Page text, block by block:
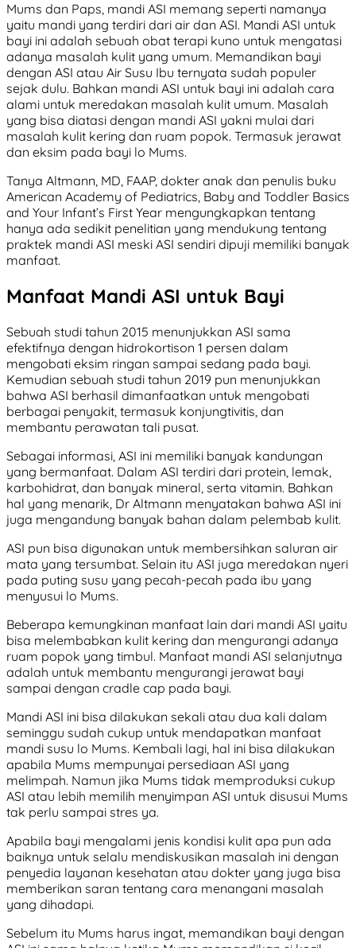
Mums dan Paps, mandi ASI memang seperti namanya
yaitu mandi yang terdiri dari air dan ASI. Mandi ASI untuk
bayi ini adalah sebuah obat terapi kuno untuk mengatasi
adanya masalah kulit yang umum. Memandikan bayi
dengan ASI atau Air Susu Ibu ternyata sudah populer
sejak dulu. Bahkan mandi ASI untuk bayi ini adalah cara
alami untuk meredakan masalah kulit umum. Masalah
yang bisa diatasi dengan mandi ASI yakni mulai dari
masalah kulit kering dan ruam popok. Termasuk jerawat
dan eksim pada bayi lo Mums.
Tanya Altmann, MD, FAAP, dokter anak dan penulis buku
American Academy of Pediatrics, Baby and Toddler Basics
and Your Infant’s First Year mengungkapkan tentang
hanya ada sedikit penelitian yang mendukung tentang
praktek mandi ASI meski ASI sendiri dipuji memiliki banyak
manfaat.
Manfaat Mandi ASI untuk Bayi
Sebuah studi tahun 2015 menunjukkan ASI sama
efektifnya dengan hidrokortison 1 persen dalam
mengobati eksim ringan sampai sedang pada bayi.
Kemudian sebuah studi tahun 2019 pun menunjukkan
bahwa ASI berhasil dimanfaatkan untuk mengobati
berbagai penyakit, termasuk konjungtivitis, dan
membantu perawatan tali pusat.
Sebagai informasi, ASI ini memiliki banyak kandungan
yang bermanfaat. Dalam ASI terdiri dari protein, lemak,
karbohidrat, dan banyak mineral, serta vitamin. Bahkan
hal yang menarik, Dr Altmann menyatakan bahwa ASI ini
juga mengandung banyak bahan dalam pelembab kulit.
ASI pun bisa digunakan untuk membersihkan saluran air
mata yang tersumbat. Selain itu ASI juga meredakan nyeri
pada puting susu yang pecah-pecah pada ibu yang
menyusui lo Mums.
Beberapa kemungkinan manfaat lain dari mandi ASI yaitu
bisa melembabkan kulit kering dan mengurangi adanya
ruam popok yang timbul. Manfaat mandi ASI selanjutnya
adalah untuk membantu mengurangi jerawat bayi
sampai dengan cradle cap pada bayi.
Mandi ASI ini bisa dilakukan sekali atau dua kali dalam
seminggu sudah cukup untuk mendapatkan manfaat
mandi susu lo Mums. Kembali lagi, hal ini bisa dilakukan
apabila Mums mempunyai persediaan ASI yang
melimpah. Namun jika Mums tidak memproduksi cukup
ASI atau lebih memilih menyimpan ASI untuk disusui Mums
tak perlu sampai stres ya.
Apabila bayi mengalami jenis kondisi kulit apa pun ada
baiknya untuk selalu mendiskusikan masalah ini dengan
penyedia layanan kesehatan atau dokter yang juga bisa
memberikan saran tentang cara menangani masalah
yang dihadapi.
Sebelum itu Mums harus ingat, memandikan bayi dengan